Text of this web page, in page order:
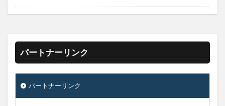
パートナーリンク
パートナーリンク